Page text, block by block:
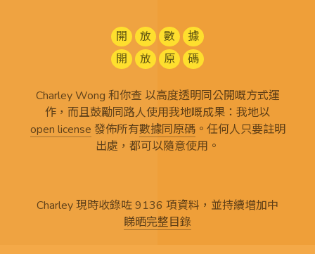
開 放 數
據
開
放 原 碼
Charley Wong 和你查 以高度透明同公開嘅方式運
作，而且鼓勵同路人使用我地嘅成果：我地以
open license 發佈所有數據同原碼。任何人只要註明
出處，都可以隨意使用。
Charley 現時收錄咗 9136 項資料，並持續增加中
睇晒完整目錄